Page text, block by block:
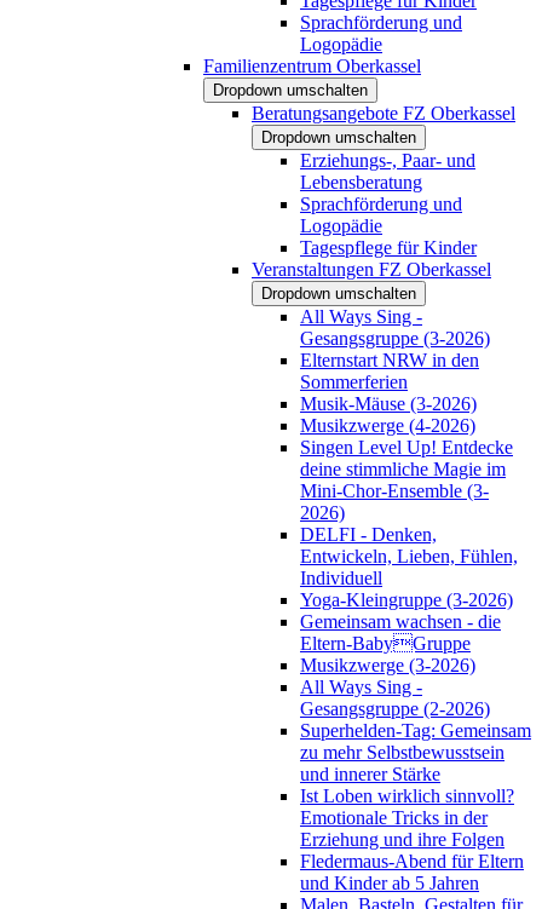
Sprachförderung und
Logopädie
Familienzentrum Oberkassel
Dropdown umschalten
Beratungsangebote FZ Oberkassel
Dropdown umschalten
Erziehungs-, Paar- und
Lebensberatung
Sprachförderung und
Logopädie
Tagespflege für Kinder
Veranstaltungen FZ Oberkassel
Dropdown umschalten
All Ways Sing -
Gesangsgruppe (3-2026)
Elternstart NRW in den
Sommerferien
Musik-Mäuse (3-2026)
Musikzwerge (4-2026)
Singen Level Up! Entdecke
deine stimmliche Magie im
Mini-Chor-Ensemble (3-
2026)
DELFI - Denken,
Entwickeln, Lieben, Fühlen,
Individuell
Yoga-Kleingruppe (3-2026)
Gemeinsam wachsen - die
Eltern-BabyGruppe
Musikzwerge (3-2026)
All Ways Sing -
Gesangsgruppe (2-2026)
Superhelden-Tag: Gemeinsam
zu mehr Selbstbewusstsein
und innerer Stärke
Ist Loben wirklich sinnvoll?
Emotionale Tricks in der
Erziehung und ihre Folgen
Fledermaus-Abend für Eltern
und Kinder ab 5 Jahren
Malen, Basteln, Gestalten für